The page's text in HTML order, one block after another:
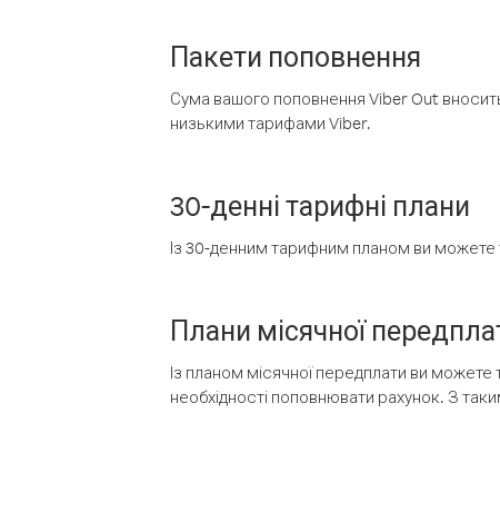
Пакети поповнення
Сума вашого поповнення Viber Out
низькими тарифами Viber.
30-денні тарифні плани
Із 30-денним тарифним планом ви можете
Плани місячної
Із планом місячної передплати ви
необхідності поповнювати рахунок. З